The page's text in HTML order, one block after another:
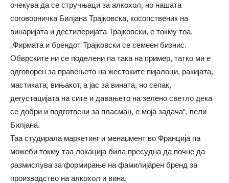
очекува да се стручњаци за алкохол, но нашата
соговорничка Билјана Трајковска, косопственик на
винаријата и дестилеријата Трајковски, е токму тоа.
„Фирмата и брендот Трајковски се семеен бизнис.
Обврските ни се поделени па така на пример, татко ми е
одговорен за правењето на жестоките пијалоци, ракијата,
мастиката, вињакот, а јас за вината, но сепак,
дегустацијата на сите и давањето на зелено светло дека
се добри и подготвени за пласман, е моја задача“, вели
Билјана.
Таа студирала маркетинг и менаџмент во Франција па
можеби токму таа локација била пресудна да почне да
размислува за формирање на фамилијарен бренд за
производство на алкохол и вина.